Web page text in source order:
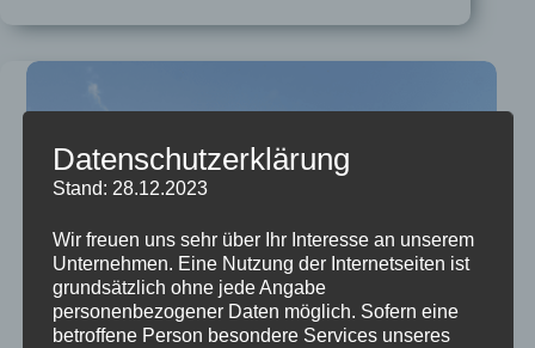
Datenschutzerklärung
Stand: 28.12.2023
Wir freuen uns sehr über Ihr Interesse an unserem
Unternehmen. Eine Nutzung der Internetseiten ist
grundsätzlich ohne jede Angabe
personenbezogener Daten möglich. Sofern eine
betroffene Person besondere Services unseres